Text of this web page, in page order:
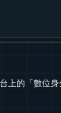
上的「數位身